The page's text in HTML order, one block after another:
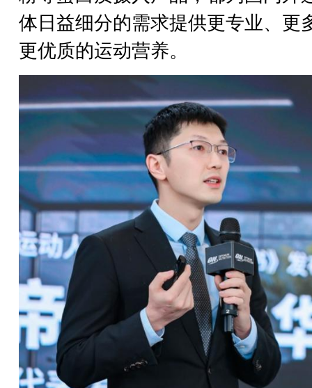
体日益细分的需求提供更专业、更
更优质的运动营养。